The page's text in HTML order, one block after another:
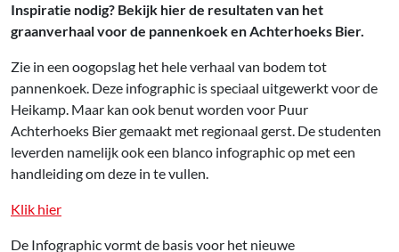
Inspiratie nodig? Bekijk hier de resultaten van het
graanverhaal voor de pannenkoek en Achterhoeks Bier.
Zie in een oogopslag het hele verhaal van bodem tot
pannenkoek. Deze infographic is speciaal uitgewerkt voor de
Heikamp. Maar kan ook benut worden voor Puur
Achterhoeks Bier gemaakt met regionaal gerst. De studenten
leverden namelijk ook een blanco infographic op met een
handleiding om deze in te vullen.
Klik hier
De Infographic vormt de basis voor het nieuwe